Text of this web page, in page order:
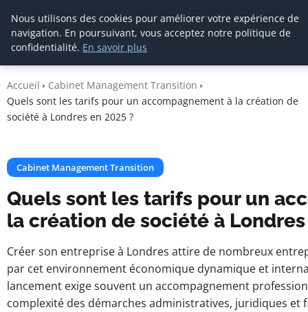
Cabinet De
Management De
Transition
Accueil
Cabinet Management Transition
Quels sont les tarifs pour un accompagnement à la création de
société à Londres en 2025 ?
Cabinet Management Transition
Quels sont les tarifs pour un
la création de société à Londres
Créer son entreprise à Londres attire de nombreux
par cet environnement économique dynamique et
lancement exige souvent un accompagnement
complexité des démarches administratives, juridiques et
Nous utilisons des cookies pour améliorer votre expérience de
navigation. En poursuivant, vous acceptez notre politique de
confidentialité. En savoir plus